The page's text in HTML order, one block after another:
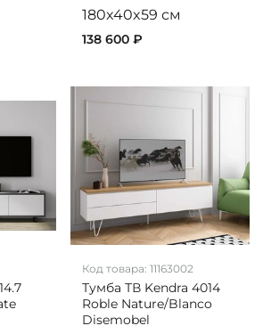
180x40x59 см
138 600 ₽
Код товара: 11163002
Тумба ТВ Kendra 4014
Roble Nature/Blanco
Disemobel